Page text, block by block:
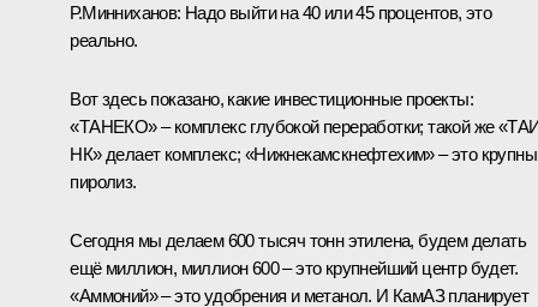
Р.Минниханов: Надо выйти на 40 или 45 процентов, это
реально.
Вот здесь показано, какие инвестиционные проекты:
«ТАНЕКО» – комплекс глубокой переработки; такой же
НК» делает комплекс; «Нижнекамскнефтехим» – это
пиролиз.
Сегодня мы делаем 600 тысяч тонн этилена, будем делать
ещё миллион, миллион 600 – это крупнейший центр будет.
«Аммоний» – это удобрения и метанол. И КамАЗ планирует